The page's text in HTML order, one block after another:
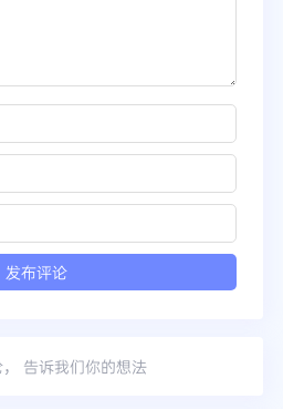
告诉我们你的想法